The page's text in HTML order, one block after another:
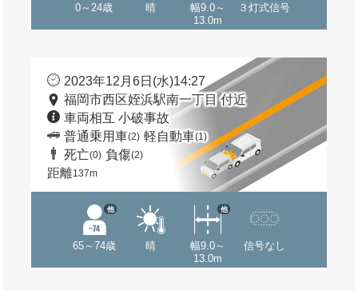
0～24歳 晴
幅9.0～
13.0m
３灯式信号
2023年12月6日(水)14:27
福岡市西区姪浜駅南一丁目 付近
車両相互 小破事故
普通乗用車(2) 軽自動車(1)
死亡(0) 負傷(2)
距離137m
65～74歳
他
晴
幅9.0～
13.0m
他
信号なし